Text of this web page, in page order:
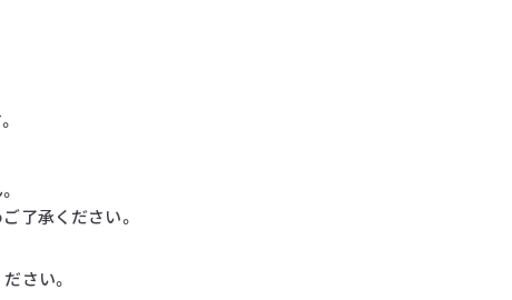
了承ください。
さい。